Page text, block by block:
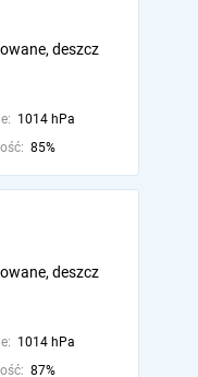
deszcz
1014 hPa
85%
deszcz
1014 hPa
87%